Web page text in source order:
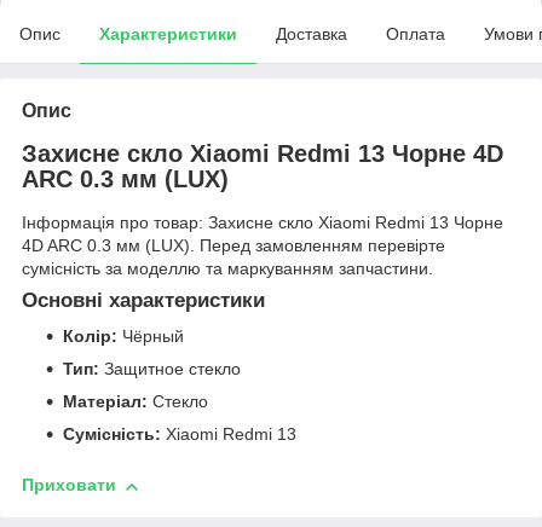
Опис Характеристики Доставка Оплата Умови
Опис
Захисне скло Xiaomi Redmi 13 Чорне 4D
ARC 0.3 мм (LUX)
Інформація про товар: Захисне скло Xiaomi Redmi 13 Чорне
4D ARC 0.3 мм (LUX). Перед замовленням перевірте
сумісність за моделлю та маркуванням запчастини.
Основні характеристики
Колір: Чёрный
Тип: Защитное стекло
Матеріал: Стекло
Сумісність: Xiaomi Redmi 13
Приховати